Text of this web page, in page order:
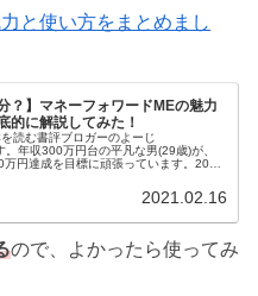
と使い方をまとめまし
？】マネーフォワードMEの魅力
的に解説してみた！
読む書評ブロガーのよーじ
。年収300万円台の平凡な男(29歳)が、
円達成を目標に頑張っています。2021
2021.02.16
ので、よかったら使ってみ